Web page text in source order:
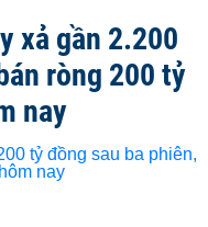
xả gần 2.200
ròng 200 tỷ
nay